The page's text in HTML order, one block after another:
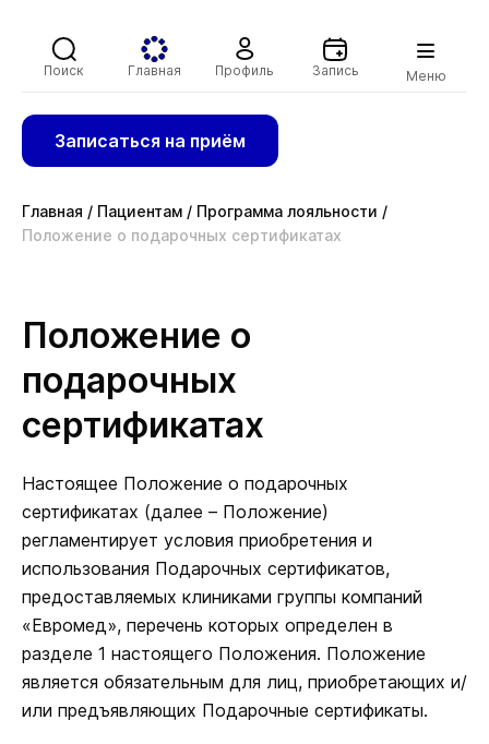
Поиск Главная Профиль Запись Меню
Записаться на приём
Главная / Пациентам / Программа лояльности /
Положение о подарочных сертификатах
Положение о
подарочных
сертификатах
Настоящее Положение о подарочных
сертификатах (далее – Положение)
регламентирует условия приобретения и
использования Подарочных сертификатов,
предоставляемых клиниками группы компаний
«Евромед», перечень которых определен в
разделе 1 настоящего Положения. Положение
является обязательным для лиц, приобретающих и/
или предъявляющих Подарочные сертификаты.